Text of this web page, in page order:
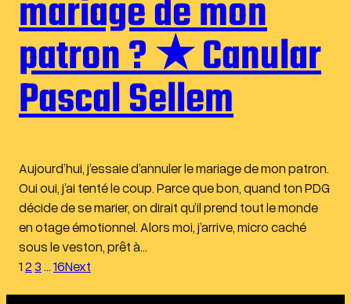
mariage de mon
patron ? ★ Canular
Pascal Sellem
Aujourd’hui, j’essaie d’annuler le mariage de mon patron.
Oui oui, j’ai tenté le coup. Parce que bon, quand ton PDG
décide de se marier, on dirait qu’il prend tout le monde
en otage émotionnel. Alors moi, j’arrive, micro caché
sous le veston, prêt à…
1 23 …16Next